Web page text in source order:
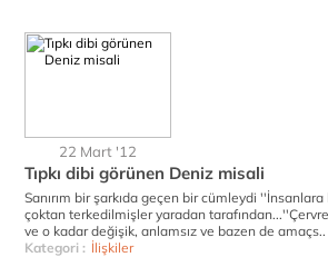
22 Mart '12
Tıpkı dibi görünen Deniz misali
Sanırım bir şarkıda geçen bir cümleydi ''İnsanlara
çoktan terkedilmişler yaradan
ve o kadar değişik, anlamsız ve bazen de amaçs..
Kategori : İlişkiler